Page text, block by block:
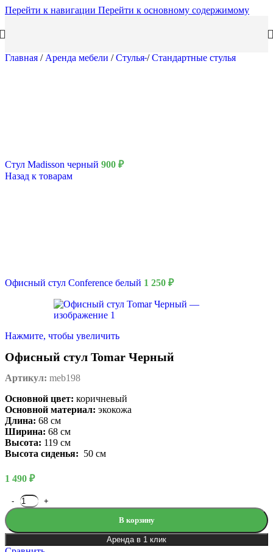
Перейти к навигации Перейти к основному содержимому
Главная / Аренда мебели / Стулья/ Стандартные стулья
Стул Madisson черный 900 ₽
Назад к товарам
Офисный стул Conference белый 1 250 ₽
Нажмите, чтобы увеличить
Офисный стул Tomar Черный
Артикул: meb198
Основной цвет: коричневый
Основной материал: экокожа
Длина: 68 см
Ширина: 68 см
Высота: 119 см
Высота сиденья: 50 см
1 490 ₽
В корзину
Аренда в 1 клик